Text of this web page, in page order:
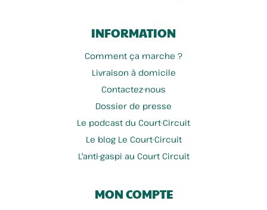
Rose & Cannelle
INFORMATION
Comment ça marche ?
Livraison à domicile
Contactez-nous
Dossier de presse
Le podcast du Court-Circuit
Le blog Le Court-Circuit
L'anti-gaspi au Court Circuit
MON COMPTE